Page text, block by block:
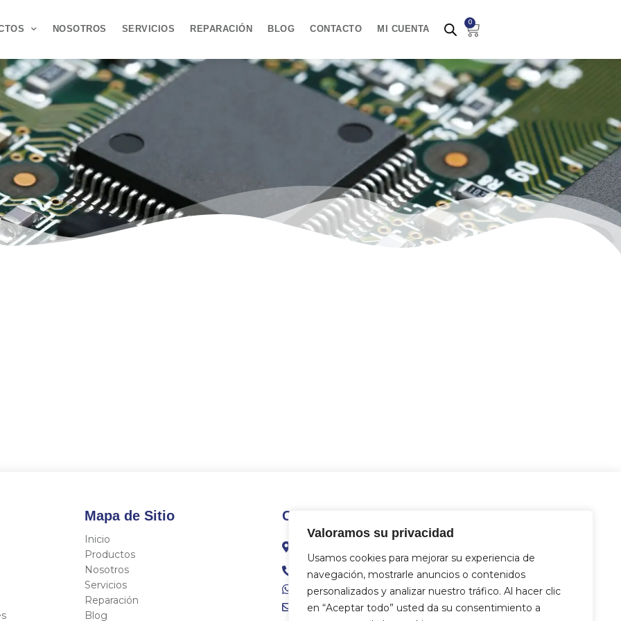
Valoramos su privacidad
Usamos cookies para mejorar su experiencia de
navegación, mostrarle anuncios o contenidos
personalizados y analizar nuestro tráfico. Al hacer clic
en “Aceptar todo” usted da su consentimiento a
NOSOTROS SERVICIOS REPARACIÓN BLOG CONTACTO MI CUENTA
0
Carrito
Mapa de Sitio
Inicio
Productos
Nosotros
Servicios
Reparación
Blog
Contacto
C/ Miguel Hernández 12, 46717 - La
Font d’En Carròs (Valencia)
962 833 821
684 712 329
info@aquasat.es